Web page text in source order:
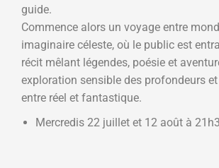
guide.
Commence alors un voyage entre
imaginaire céleste, où le public est
récit mêlant légendes, poésie et
exploration sensible des profondeurs et
entre réel et fantastique.
Mercredis 22 juillet et 12 août à